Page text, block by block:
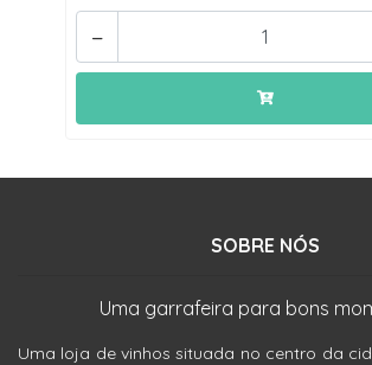
-
SOBRE NÓS
Uma garrafeira para bons
Uma loja de vinhos situada no centro da